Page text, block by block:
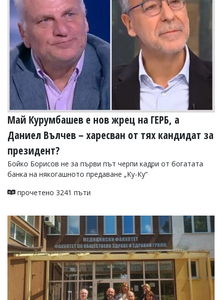
УКРАЙНА
СПОРТ
РАЗСЛЕДВАНЕ
БИЗНЕС
ЮГ
Управители:
Веселин
Василев,
email:
v.vasilev@flagman.bg
Катя
Касабова,
еmail:k.kassabova@flagman.bg
Главен
редактор:
Иван
Колев,
office@flagman.bg
Коментарите
под
статиите
се
въвеждат
Май Курумбашев е нов жрец на ГЕРБ, а
Даниел Вълчев – харесван от тях кандидат за
президент?
Бойко Борисов не за първи път черпи кадри от богатата
банка на някогашното предаване „Ку-Ку“
прочетено 3241 пъти